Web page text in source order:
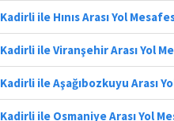
Kadirli ile Hınıs Arası Yol
Kadirli ile Viranşehir Arası Yol
Kadirli ile Aşağıbozkuyu Arası
Kadirli ile Osmaniye Arası Yol